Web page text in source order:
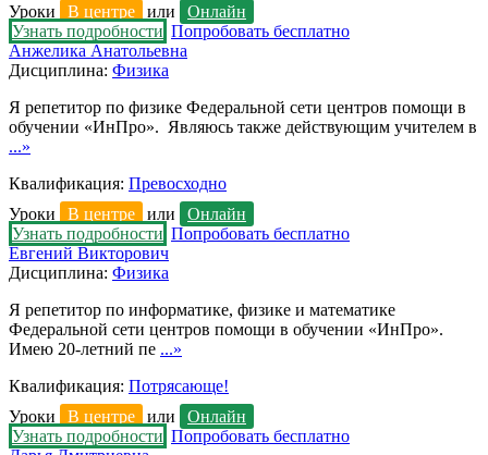
Уроки
В центре или
Онлайн
Узнать подробности Попробовать бесплатно
Анжелика Анатольевна
Дисциплина: Физика
Я репетитор по физике Федеральной сети центров помощи в
обучении «ИнПро». Являюсь также действующим учителем в
...»
Квалификация: Превосходно
Уроки
В центре или
Онлайн
Узнать подробности Попробовать бесплатно
Евгений Викторович
Дисциплина: Физика
Я репетитор по информатике, физике и математике
Федеральной сети центров помощи в обучении «ИнПро».
Имею 20-летний пе ...»
Квалификация: Потрясающе!
Уроки
В центре или
Онлайн
Узнать подробности Попробовать бесплатно